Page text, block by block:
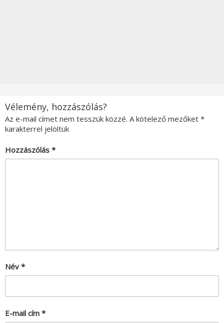
Vélemény, hozzászólás?
Az e-mail címet nem tesszük közzé. A kötelező mezőket *
karakterrel jelöltük
Hozzászólás *
Név *
E-mail cím *